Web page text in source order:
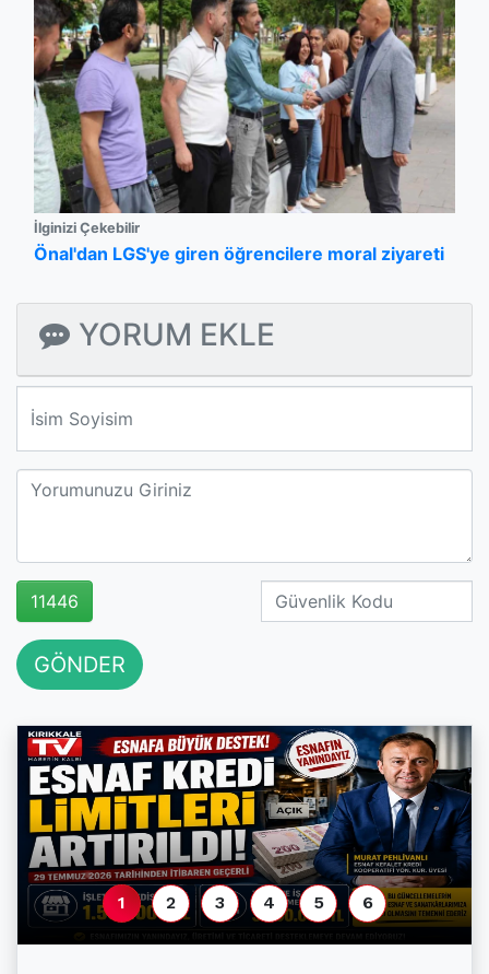
İlginizi Çekebilir
Önal'dan LGS'ye giren öğrencilere moral ziyareti
YORUM EKLE
11446
GÖNDER
1 2 3 4 5 6